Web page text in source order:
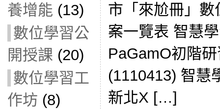
養增能 (13)
數位學習公
開授課 (20)
數位學習工
作坊 (8)
市「來尬冊」
案一覽表 智慧
PaGamO初階
(1110413) 智慧
新北X […]